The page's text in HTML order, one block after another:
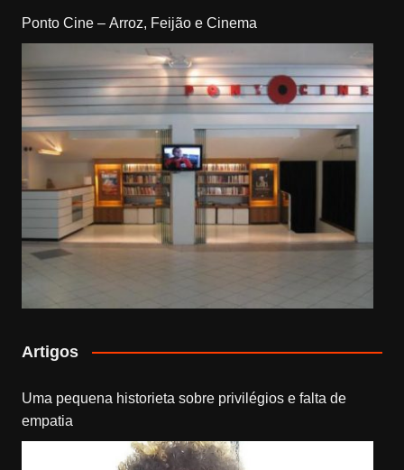
Ponto Cine – Arroz, Feijão e Cinema
Artigos
Uma pequena historieta sobre privilégios e falta de
empatia